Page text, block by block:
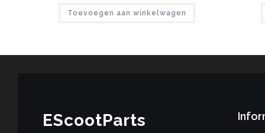
5.00op 5
Toevoegen aan winkelwagen
EScootParts